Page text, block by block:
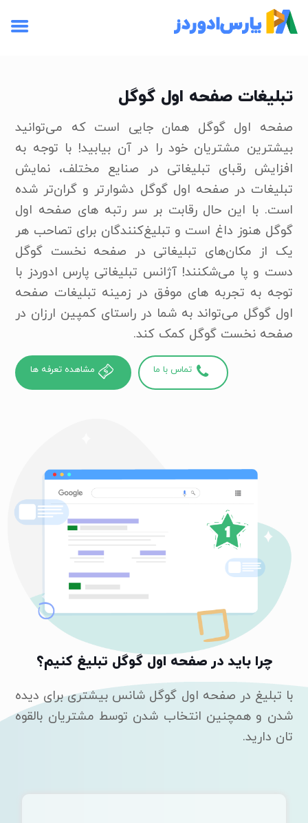
تبلیغات صفحه اول گوگل
صفحه اول گوگل همان جایی است که می‌توانید
بیشترین مشتریان خود را در آن بیابید! با توجه به
افزایش رقبای تبلیغاتی در صنایع مختلف، نمایش
تبلیغات در صفحه اول گوگل دشوارتر و گران‌تر شده
است. با این حال رقابت بر سر رتبه های صفحه اول
گوگل هنوز داغ است و تبلیغ‌کنندگان برای تصاحب هر
یک از مکان‌های تبلیغاتی در صفحه نخست گوگل
دست و پا می‌شکنند! آژانس تبلیغاتی پارس ادوردز با
توجه به تجربه های موفق در زمینه تبلیغات صفحه
اول گوگل می‌تواند به شما در راستای کمپین ارزان در
صفحه نخست گوگل کمک کند.
مشاهده تعرفه ها تماس با ما
چرا باید در صفحه اول گوگل تبلیغ کنیم؟
با تبلیغ در صفحه اول گوگل شانس بیشتری برای دیده
شدن و همچنین انتخاب شدن توسط مشتریان بالقوه
تان دارید.